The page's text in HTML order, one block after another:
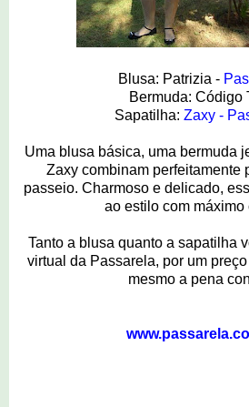
Blusa: Patrizia -
Bermuda: Código
Sapatilha: Zaxy -
Uma blusa básica, uma bermuda
Zaxy combinam perfeitamente
passeio. Charmoso e delicado,
ao estilo com máximo
Tanto a blusa quanto a sapatilha
virtual da Passarela, por um
mesmo a pena